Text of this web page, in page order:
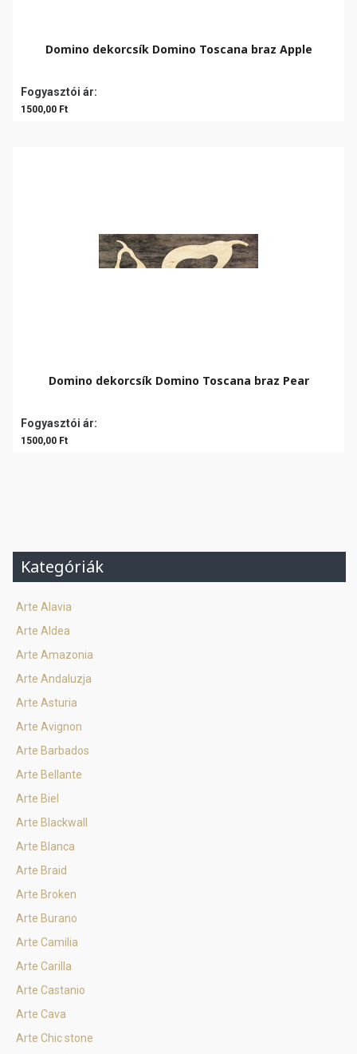
Domino dekorcsík Domino Toscana braz Apple
Fogyasztói ár:
1500,00 Ft
Domino dekorcsík Domino Toscana braz Pear
Fogyasztói ár:
1500,00 Ft
Kategóriák
Arte Alavia
Arte Aldea
Arte Amazonia
Arte Andaluzja
Arte Asturia
Arte Avignon
Arte Barbados
Arte Bellante
Arte Biel
Arte Blackwall
Arte Blanca
Arte Braid
Arte Broken
Arte Burano
Arte Camilia
Arte Carilla
Arte Castanio
Arte Cava
Arte Chic stone